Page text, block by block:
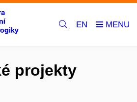
EN
projekty